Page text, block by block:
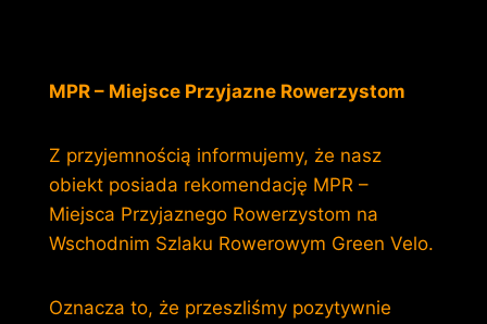
MPR – Miejsce Przyjazne Rowerzystom
Z przyjemnością informujemy, że nasz
obiekt posiada rekomendację MPR –
Miejsca Przyjaznego Rowerzystom na
Wschodnim Szlaku Rowerowym Green Velo.
Oznacza to, że przeszliśmy pozytywnie